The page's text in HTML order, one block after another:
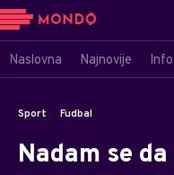
Naslovna Najnovije Info
Sport Fudbal
Nadam se